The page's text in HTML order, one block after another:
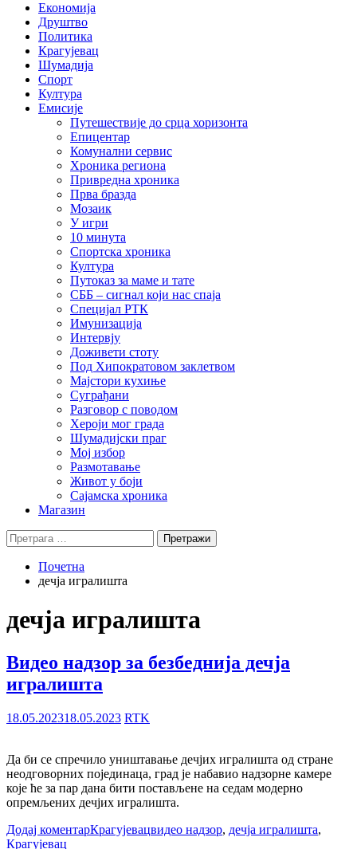
Економија
Друштво
Политика
Крагујевац
Шумадија
Спорт
Култура
Емисије
Путешествије до срца хоризонта
Епицентар
Комунални сервис
Хроника региона
Привредна хроника
Прва бразда
Мозаик
У игри
10 минута
Спортска хроника
Култура
Путоказ за маме и тате
СББ – сигнал који нас спаја
Специјал РТК
Имунизација
Интервју
Доживети стоту
Под Хипократовом заклетвом
Мајстори кухиње
Суграђани
Разговор с поводом
Хероји мог града
Шумадијски праг
Мој избор
Размотавање
Живот у боји
Сајамска хроника
Магазин
Претрага
за:
Почетна
дечја игралишта
дечја игралишта
Видео надзор за безбеднија дечја
игралишта
18.05.202318.05.2023 RTK
Да би се спречило уништавање дечјих игралишта од стране
неодговорних појединаца, град је набавио надзорне камере
које ће за пар дана бити постављене на седам модерно
опремљених дечјих игралишта.
Додај коментарКрагујевацвидео надзор, дечја игралишта,
Крагујевац